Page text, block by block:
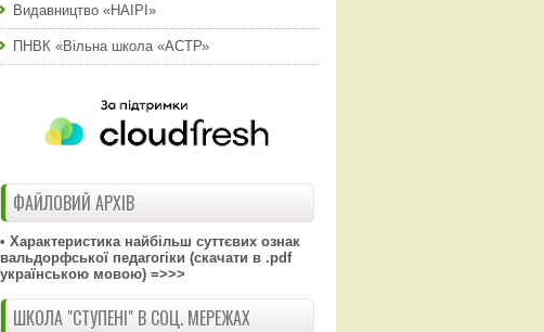
Видавництво «НАІРІ»
ПНВК «Вільна школа «АСТР»
ФАЙЛОВИЙ АРХІВ
• Характеристика найбільш суттєвих ознак
вальдорфської педагогіки (скачати в .pdf
українською мовою) =>>>
ШКОЛА "СТУПЕНІ" В СОЦ. МЕРЕЖАХ